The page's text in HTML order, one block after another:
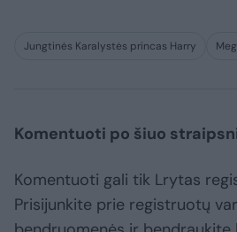
Jungtinės Karalystės princas Harry
Komentuoti po šiuo
Komentuoti gali tik Lrytas
Prisijunkite prie registruotų